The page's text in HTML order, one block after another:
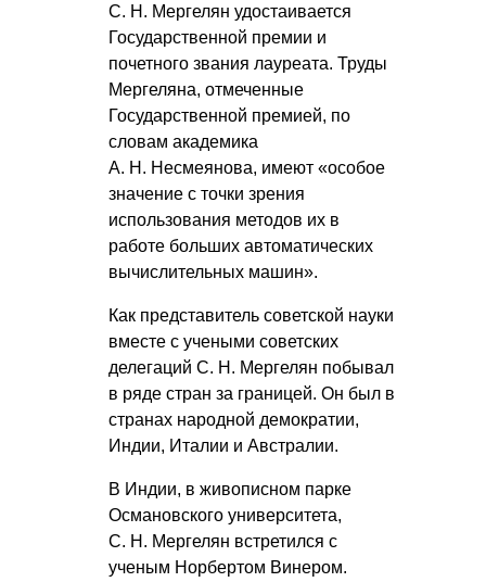
С. Н. Мергелян удостаивается
Государственной премии и
почетного звания лауреата. Труды
Мергеляна, отмеченные
Государственной премией, по
словам академика
А. Н. Несмеянова, имеют «особое
значение с точки зрения
использования методов их в
работе больших автоматических
вычислительных машин».
Как представитель советской науки
вместе с учеными советских
делегаций С. Н. Мергелян побывал
в ряде стран за границей. Он был в
странах народной демократии,
Индии, Италии и Австралии.
В Индии, в живописном парке
Османовского университета,
С. Н. Мергелян встретился с
ученым Норбертом Винером.